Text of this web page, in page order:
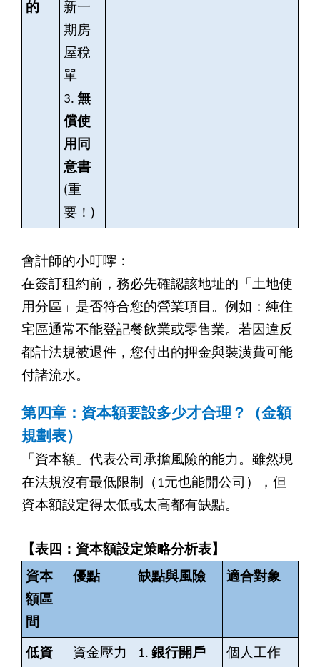
的
新一
期房
屋稅
單
3. 無
償使
用同
意書
(重
要！)
會計師的小叮嚀：
在簽訂租約前，務必先確認該地址的「土地使
用分區」是否符合您的營業項目。例如：純住
宅區通常不能登記餐飲業或零售業。若因違反
都計法規被退件，您付出的押金與裝潢費可能
付諸流水。
第四章：資本額要設多少才合理？（金額
規劃表）
「資本額」代表公司承擔風險的能力。雖然現
在法規沒有最低限制（1元也能開公司），但
資本額設定得太低或太高都有缺點。
【表四：資本額設定策略分析表】
資本
額區
間
優點 缺點與風險 適合對象
低資 資金壓力 1. 銀行開戶 個人工作